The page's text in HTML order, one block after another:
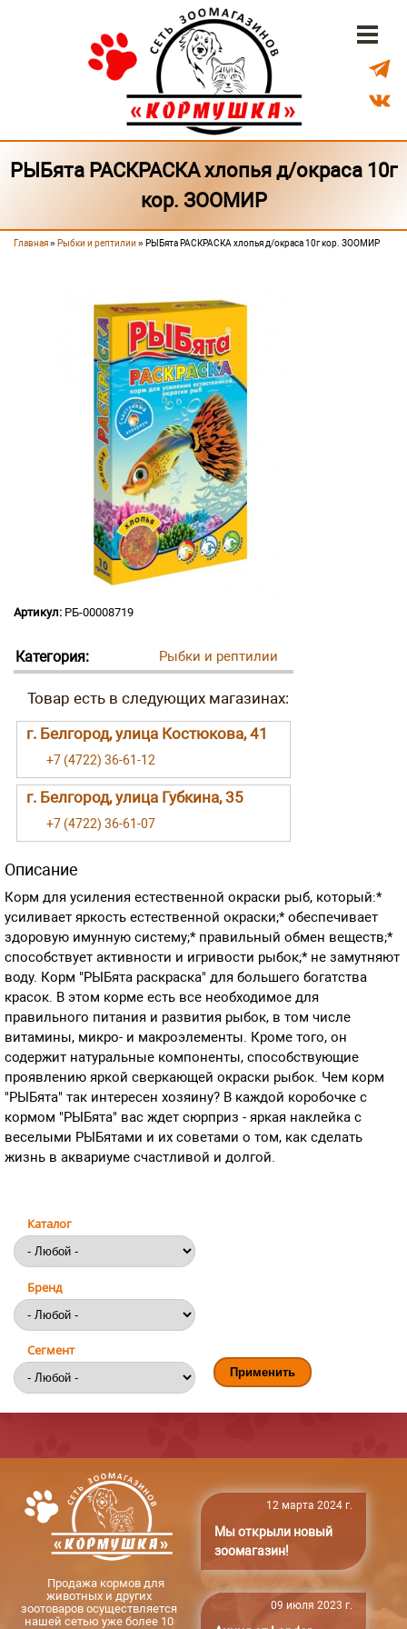
Перейти к основному содержанию
Бонусная система
Доставка
Наши магазины
РЫБята РАСКРАСКА хлопья д/окраса 10г
кор. ЗООМИР
Вы здесь
Главная» Рыбки и рептилии » РЫБята РАСКРАСКА хлопья д/окраса 10г кор. ЗООМИР
Артикул: РБ-00008719
Категория: Рыбки и рептилии
г. Белгород, улица Костюкова, 41
+7 (4722) 36-61-12
г. Белгород, улица Губкина, 35
+7 (4722) 36-61-07
Описание
Корм для усиления естественной окраски рыб, который:*
усиливает яркость естественной окраски;* обеспечивает
здоровую имунную систему;* правильный обмен веществ;*
способствует активности и игривости рыбок;* не замутняют
воду. Корм "РЫБята раскраска" для большего богатства
красок. В этом корме есть все необходимое для
правильного питания и развития рыбок, в том числе
витамины, микро- и макроэлементы. Кроме того, он
содержит натуральные компоненты, способствующие
проявлению яркой сверкающей окраски рыбок. Чем корм
"РЫБята" так интересен хозяину? В каждой коробочке с
кормом "РЫБята" вас ждет сюрприз - яркая наклейка с
веселыми РЫБятами и их советами о том, как сделать
жизнь в аквариуме счастливой и долгой.
Каталог
Бренд
Сегмент
Продажа кормов для
животных и других
зоотоваров осуществляется
нашей сетью уже более 10
12 марта 2024 г.
Мы открыли новый
зоомагазин!
09 июля 2023 г.